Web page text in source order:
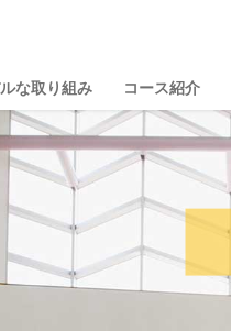
な取り組み コース紹介